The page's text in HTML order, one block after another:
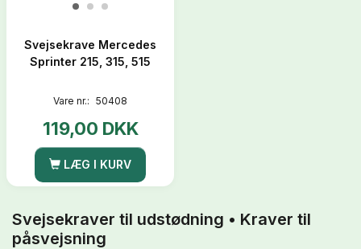
Svejsekrave Mercedes
Sprinter 215, 315, 515
Vare nr.: 50408
119,00 DKK
LÆG I KURV
Svejsekraver til udstødning • Kraver til
påsvejsning